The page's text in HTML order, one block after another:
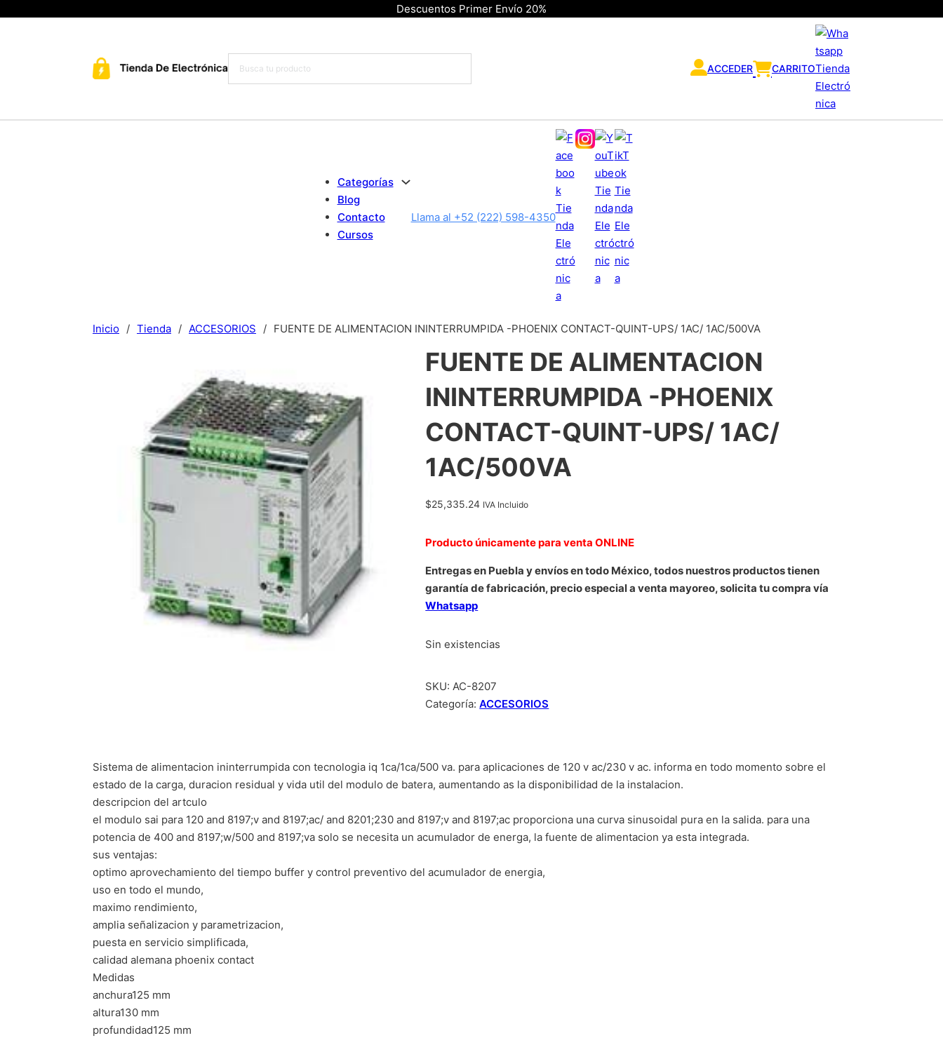
Descuentos Primer Envío 20%
ACCEDER CARRITO
Categorías
Blog
Contacto
Cursos
Llama al +52 (222) 598-4350
Inicio / Tienda / ACCESORIOS / FUENTE DE ALIMENTACION ININTERRUMPIDA -PHOENIX CONTACT-QUINT-UPS/ 1AC/ 1AC/500VA
FUENTE DE ALIMENTACION
ININTERRUMPIDA -PHOENIX
CONTACT-QUINT-UPS/ 1AC/
1AC/500VA
$25,335.24 IVA Incluido
Producto únicamente para venta ONLINE
Entregas en Puebla y envíos en todo México, todos nuestros productos tienen
garantía de fabricación, precio especial a venta mayoreo, solicita tu compra vía
Whatsapp
Sin existencias
SKU:AC-8207
Categoría:ACCESORIOS
Sistema de alimentacion ininterrumpida con tecnologia iq 1ca/1ca/500 va. para aplicaciones de 120 v ac/230 v ac. informa en todo momento sobre el
estado de la carga, duracion residual y vida util del modulo de batera, aumentando as la disponibilidad de la instalacion.
descripcion del artculo
el modulo sai para 120 and 8197;v and 8197;ac/ and 8201;230 and 8197;v and 8197;ac proporciona una curva sinusoidal pura en la salida. para una
potencia de 400 and 8197;w/500 and 8197;va solo se necesita un acumulador de energa, la fuente de alimentacion ya esta integrada.
sus ventajas:
optimo aprovechamiento del tiempo buffer y control preventivo del acumulador de energia,
uso en todo el mundo,
maximo rendimiento,
amplia señalizacion y parametrizacion,
puesta en servicio simplificada,
calidad alemana phoenix contact
Medidas
anchura125 mm
altura130 mm
profundidad125 mm